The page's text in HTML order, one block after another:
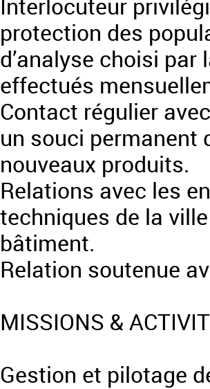
Interlocuteur
protection des
d’analyse choisi
effectués
Contact régulier
un souci permanent
nouveaux produits.
Relations avec les
techniques de la
bâtiment.
Relation soutenue
MISSIONS &
Gestion et pilotage